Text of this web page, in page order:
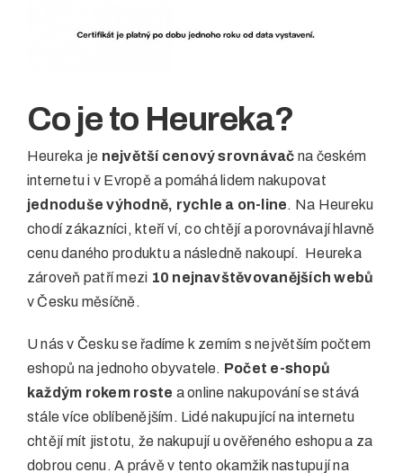
Co je to Heureka?
Heureka je největší cenový srovnávač na českém
internetu i v Evropě a pomáhá lidem nakupovat
jednoduše výhodně, rychle a on-line. Na Heureku
chodí zákazníci, kteří ví, co chtějí a porovnávají hlavně
cenu daného produktu a následně nakoupí. Heureka
zároveň patří mezi 10 nejnavštěvovanějších webů
v Česku měsíčně.
U nás v Česku se řadíme k zemím s největším počtem
eshopů na jednoho obyvatele. Počet e-shopů
každým rokem roste a online nakupování se stává
stále více oblíbenějším. Lidé nakupující na internetu
chtějí mít jistotu, že nakupují u ověřeného eshopu a za
dobrou cenu. A právě v tento okamžik nastupují na